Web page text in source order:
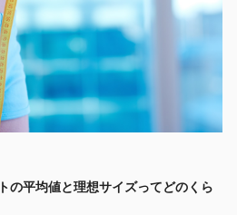
の平均値と理想サイズってどのくら